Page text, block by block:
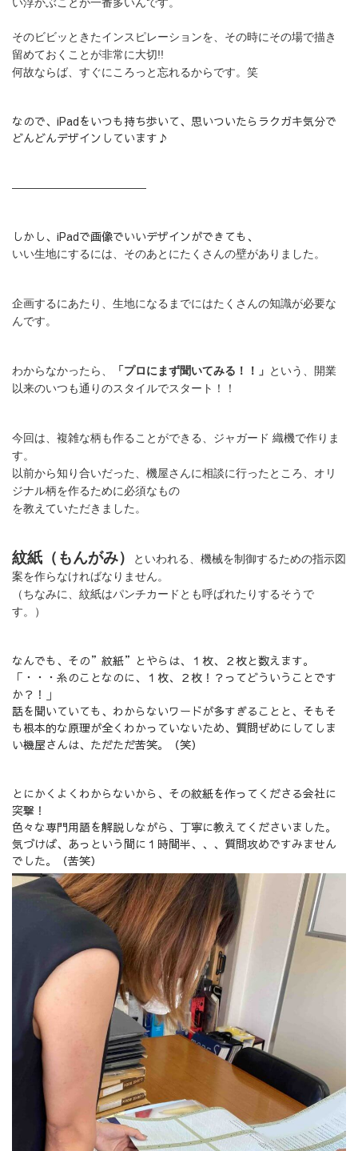
そのビビッときたインスピレーションを、その時にその場で描き
留めておくことが非常に大切!!
何故ならば、すぐにころっと忘れるからです。笑
なので、iPadをいつも持ち歩いて、思いついたらラクガキ気分で
どんどんデザインしています♪
————————————
しかし、iPadで画像でいいデザインができても、
いい生地にするには、そのあとにたくさんの壁がありました。
企画するにあたり、 生地になるまでにはたくさんの知識が必要な
んです。
わからなかったら、 「プロにまず聞いてみる！！」 という、開業
以来のいつも通りのスタイルでスタート！！
今回は、複雑な柄も作ることができる、ジャガード 織機で作りま
す。
以前から知り合いだった、機屋さんに相談に行ったところ、オリ
ジナル柄を作るために必須なもの
を教えていただきました。
紋紙（もんがみ）
といわれる、機械を制御するための指示図
案を作らなければなりません。
（ちなみに、紋紙はパンチカードとも呼ばれたりするそうで
す。）
なんでも、その”紋紙”とやらは、１枚、２枚と数えます。
「・・・糸のことなのに、１枚、２枚！？ってどういうことです
か？！」
話を聞いていても、わからないワードが多すぎることと、そもそ
も根本的な原理が全くわかっていないため、質問ぜめにしてしま
い機屋さんは、ただただ苦笑。（笑）
とにかくよくわからないから、その紋紙を作ってくださる会社に
突撃！
色々な専門用語を解説しながら、丁寧に教えてくださいました。
気づけば、あっという間に１時間半、、、質問攻めですみません
でした。（苦笑）